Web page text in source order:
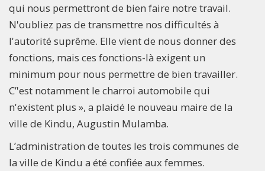
qui nous permettront de bien faire notre travail.
N'oubliez pas de transmettre nos difficultés à
l'autorité suprême. Elle vient de nous donner des
fonctions, mais ces fonctions-là exigent un
minimum pour nous permettre de bien travailler.
C’'est notamment le charroi automobile qui
n'existent plus », a plaidé le nouveau maire de la
ville de Kindu, Augustin Mulamba.
L’administration de toutes les trois communes de
la ville de Kindu a été confiée aux femmes.